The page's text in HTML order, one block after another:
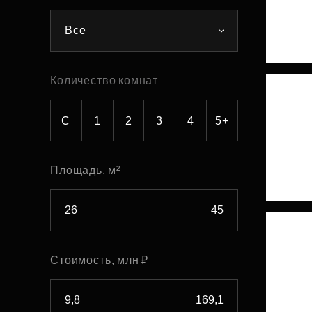
Все
Количество комнат
С 1 2 3 4 5+
Площадь, м²
Стоимость, млн ₽